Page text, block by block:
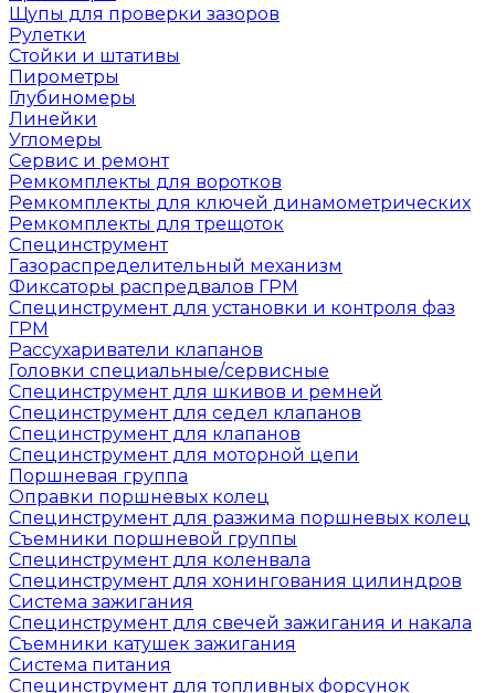
Щупы для проверки зазоров
Рулетки
Стойки и штативы
Пирометры
Глубиномеры
Линейки
Угломеры
Сервис и ремонт
Ремкомплекты для воротков
Ремкомплекты для ключей динамометрических
Ремкомплекты для трещоток
Специнструмент
Газораспределительный механизм
Фиксаторы распредвалов ГРМ
Специнструмент для установки и контроля фаз
ГРМ
Рассухариватели клапанов
Головки специальные/сервисные
Специнструмент для шкивов и ремней
Специнструмент для седел клапанов
Специнструмент для клапанов
Специнструмент для моторной цепи
Поршневая группа
Оправки поршневых колец
Специнструмент для разжима поршневых колец
Съемники поршневой группы
Специнструмент для коленвала
Специнструмент для хонингования цилиндров
Система зажигания
Специнструмент для свечей зажигания и накала
Съемники катушек зажигания
Система питания
Специнструмент для топливных форсунок